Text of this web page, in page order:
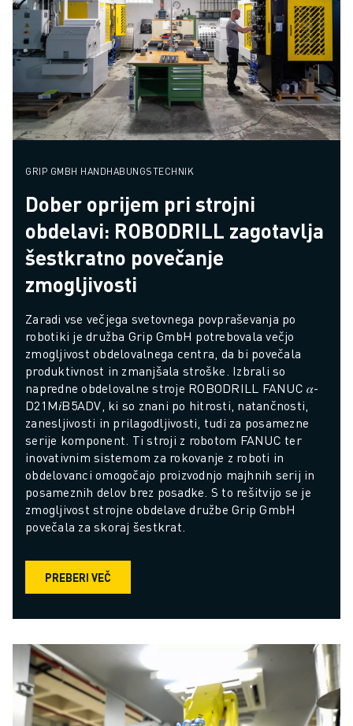
GRIP GMBH HANDHABUNGSTECHNIK
Dober oprijem pri strojni
obdelavi: ROBODRILL zagotavlja
šestkratno povečanje
zmogljivosti
Zaradi vse večjega svetovnega povpraševanja po
robotiki je družba Grip GmbH potrebovala večjo
zmogljivost obdelovalnega centra, da bi povečala
produktivnost in zmanjšala stroške. Izbrali so
napredne obdelovalne stroje ROBODRILL FANUC 𝛼-
D21M𝑖B5ADV, ki so znani po hitrosti, natančnosti,
zanesljivosti in prilagodljivosti, tudi za posamezne
serije komponent. Ti stroji z robotom FANUC ter
inovativnim sistemom za rokovanje z roboti in
obdelovanci omogočajo proizvodnjo majhnih serij in
posameznih delov brez posadke. S to rešitvijo se je
zmogljivost strojne obdelave družbe Grip GmbH
povečala za skoraj šestkrat.
PREBERI VEČ